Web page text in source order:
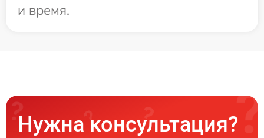
и время.
Нужна консультация?